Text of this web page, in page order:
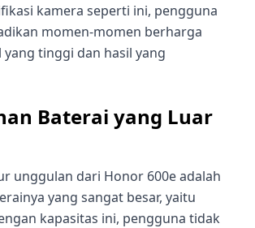
kamera seperti ini, pengguna
momen-momen berharga
tinggi dan hasil yang
Baterai yang Luar
unggulan dari Honor 600e adalah
yang sangat besar, yaitu
kapasitas ini, pengguna tidak